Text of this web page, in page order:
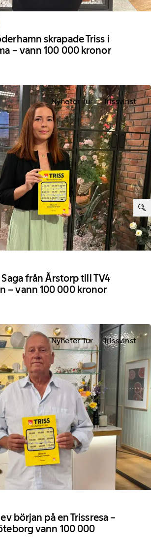
skrapade Triss i
– vann 100 000 kronor
Nyheter Tur Trissvinst
från Årstorp till TV4
– vann 100 000 kronor
Nyheter Tur Trissvinst
början på en Trissresa –
vann 100 000